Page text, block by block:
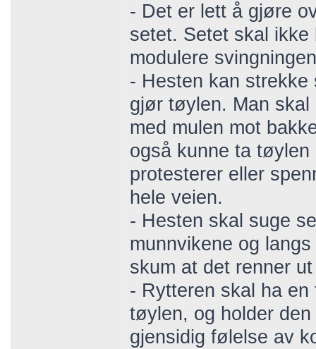
- Det er lett å gjøre
setet. Setet skal ikke
modulere
- Hesten kan
gjør tøylen. Man
med mulen mot
også kunne ta
protesterer eller
hele veien.
- Hesten skal suge
munnvikene og
skum at det renner
- Rytteren skal ha
tøylen, og holder
gjensidig følelse av